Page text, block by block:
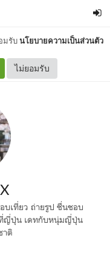
มรับนโยบายความเป็นส่วนตัว
ไม่ยอมรับ
บเที่ยว ถ่ายรูป ชื่นชอบ
ที่ญี่ปุ่น เดทกับหนุ่มญี่ปุ่น
าติ